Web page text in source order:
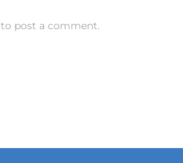
to post a comment.